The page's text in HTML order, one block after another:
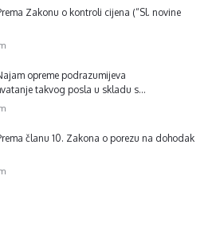
Zakonu o kontroli cijena (“Sl. novine
opreme podrazumijeva
takvog posla u skladu s…
članu 10. Zakona o porezu na dohodak